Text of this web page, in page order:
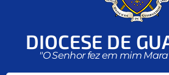
DIOCESE DE
"O Senhor fez em mim